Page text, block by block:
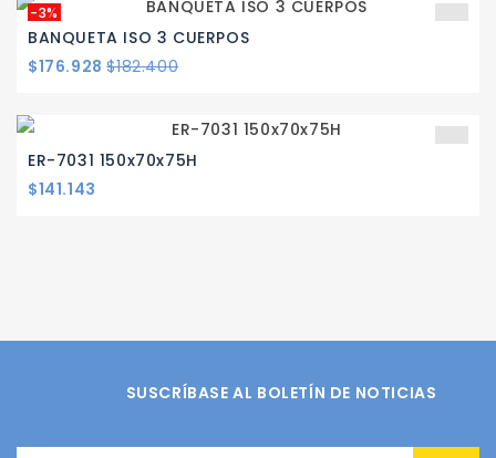
-3%
BANQUETA ISO 3 CUERPOS
Precio
$176.928 Precio
$182.400
ER-7031 150x70x75H
Precio
$141.143
SUSCRÍBASE AL BOLETÍN DE NOTICIAS